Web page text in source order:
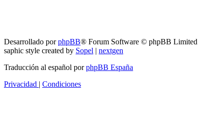
Desarrollado porphpBB® Forum Software © phpBB Limited
saphic style created by Sopel | nextgen
Traducción al español porphpBB España
Privacidad | Condiciones